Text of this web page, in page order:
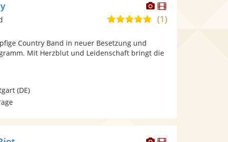
Dieser
Künstler
stellt
bereit.
Dieser
Künstler
5,0
Sternen
(1)
Country Band in neuer Besetzung und
Mit Herzblut und Leidenschaft bringt die
(DE)